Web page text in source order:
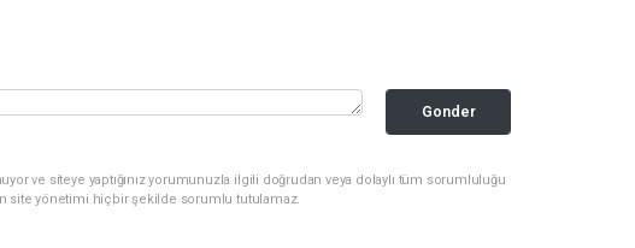
Gonder
ve siteye yaptığınız yorumunuzla ilgili doğrudan veya dolaylı tüm sorumluluğu
site yönetimi hiçbir şekilde sorumlu tutulamaz.